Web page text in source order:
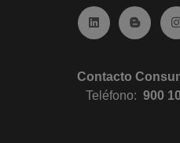
Ir a Linkedin
Ir al
Contacto
Teléfono:900